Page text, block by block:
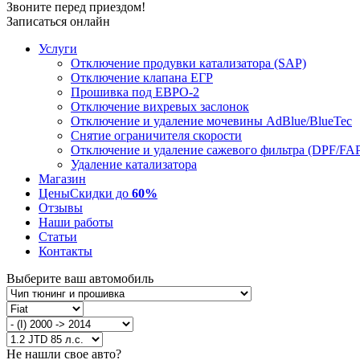
Звоните перед приездом!
Записаться онлайн
Услуги
Отключение продувки катализатора (SAP)
Отключение клапана ЕГР
Прошивка под ЕВРО-2
Отключение вихревых заслонок
Отключение и удаление мочевины AdBlue/BlueTec
Снятие ограничителя скорости
Отключение и удаление сажевого фильтра (DPF/
Удаление катализатора
Магазин
ЦеныСкидки до 60%
Отзывы
Наши работы
Статьи
Контакты
Выберите ваш автомобиль
Не нашли свое авто?